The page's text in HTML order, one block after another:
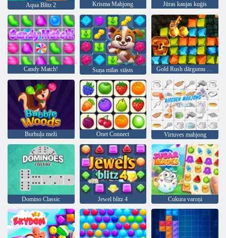
Aqua Blitz 2 Krisma Mahjong Jūras kaujas kuģis
Candy Match! Suņa mīlas stāsts Gold Rush dārgumu medības
Burbuļu meži Onet Connect Virtuves mahjong
Domino Classic Jewel blitz 4 Cukura varoņi